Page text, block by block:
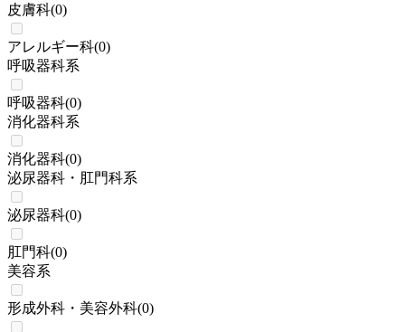
皮膚科(0)
アレルギー科(0)
呼吸器科系
呼吸器科(0)
消化器科系
消化器科(0)
泌尿器科・肛門科系
泌尿器科(0)
肛門科(0)
美容系
形成外科・美容外科(0)